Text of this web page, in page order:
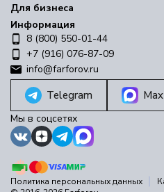
Для бизнеса
Информация
8 (800) 550-01-44
+7 (916) 076-87-09
info@farforov.ru
Telegram Max
Мы в соцсетях
Политика персональных данных
© 2016-2026 Farforov